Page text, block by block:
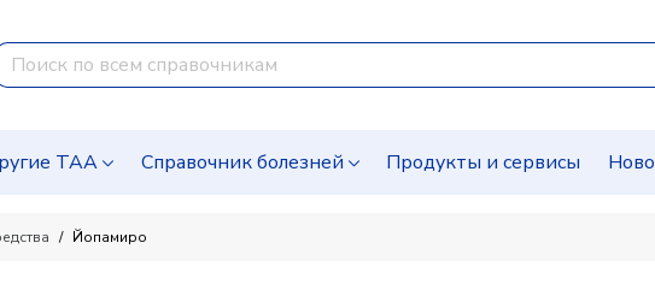
ТАА Справочник болезней Продукты и сервисы
Йопамиро